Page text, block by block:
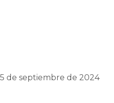
5 de septiembre de 2024